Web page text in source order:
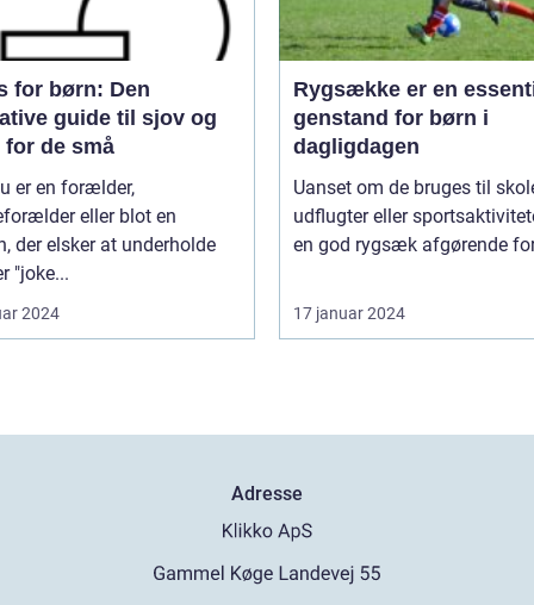
for børn: Den
guide til sjov og
for de små
er en forælder,
eller blot en
der elsker at underholde
"joke...
2024
Rygsække er en
genstand for børn i
dagligdagen
Uanset om de bruges til
udflugter eller
en god rygsæk afgørende
17 januar 2024
Adresse